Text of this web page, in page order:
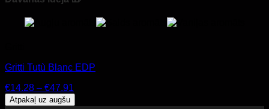
Gritti Tutù Blanc EDP
€14.28 – €47.91
range:
Atpakaļ uz augšu